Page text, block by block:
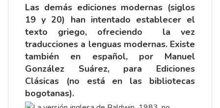
Las demás ediciones modernas (siglos
19 y 20) han intentado establecer el
texto griego, ofreciendo la vez
traducciones a lenguas modernas. Existe
también en español, por Manuel
González Suárez, para Ediciones
Clásicas (no está en las bibliotecas
bogotanas).